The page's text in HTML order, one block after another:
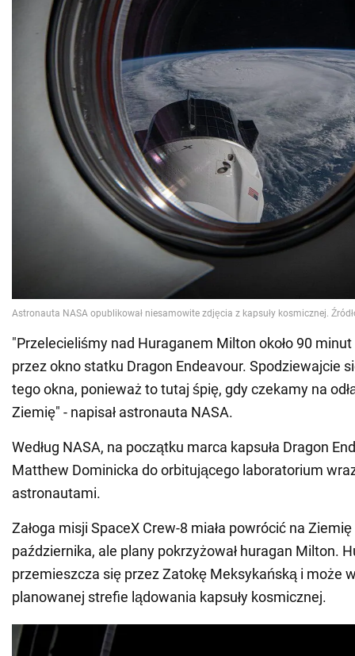
"Przelecieliśmy nad Huraganem Milton około 90
przez okno statku Dragon Endeavour. Spodziewajcie
tego okna, ponieważ to tutaj śpię, gdy czekamy na
Ziemię" - napisał astronauta NASA.
Według NASA, na początku marca kapsuła Dragon
Matthew Dominicka do orbitującego laboratorium
astronautami.
Załoga misji SpaceX Crew-8 miała powrócić na
października, ale plany pokrzyżował huragan Milton.
przemieszcza się przez Zatokę Meksykańską i może
planowanej strefie lądowania kapsuły kosmicznej.